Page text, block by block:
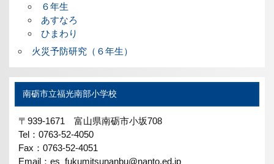
６年生
あすなろ
ひまわり
火災予防研究（６年生）
南砺市立福光南部小学校
〒939-1671 富山県南砺市小坂708
Tel：0763-52-4050
Fax：0763-52-4051
Email：es_fukumitsunanbu@nanto.ed.jp